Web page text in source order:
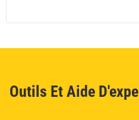
Outils Et Aide